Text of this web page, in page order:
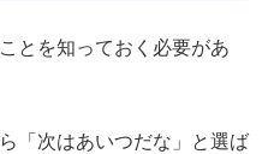
とを知っておく必要があ
「次はあいつだな」と選ば